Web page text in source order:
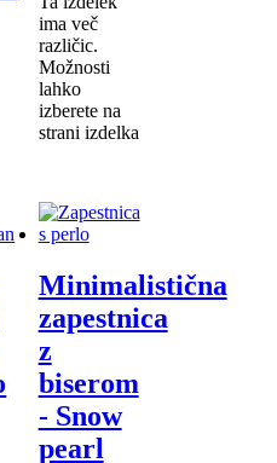
ima več
različic.
Možnosti
lahko
izberete na
strani izdelka
Minimalistična
zapestnica
z
biserom
- Snow
pearl